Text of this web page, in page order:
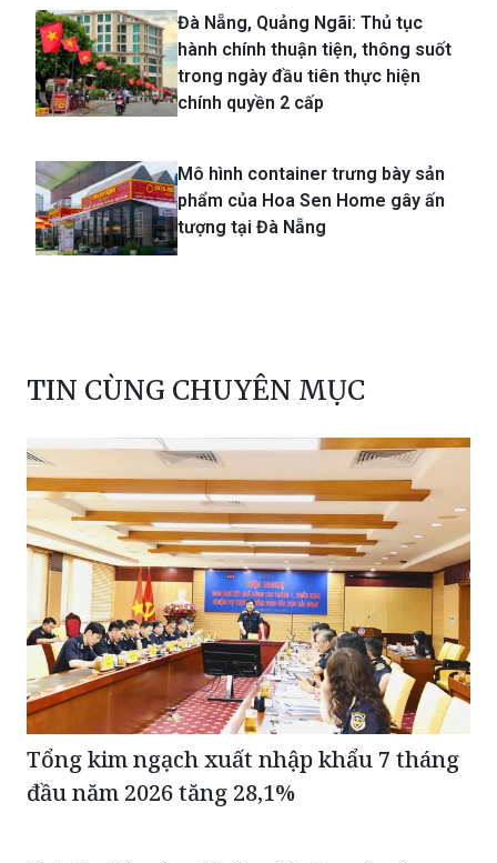
trong ngày đầu tiên thực hiện
chính quyền 2 cấp
Mô hình container trưng bày sản
tượng tại Đà Nẵng
Tổng kim ngạch xuất nhập khẩu 7 tháng
đầu năm 2026 tăng 28,1%
Mưa lớn diện rộng, Bộ Công Thương yêu cầu